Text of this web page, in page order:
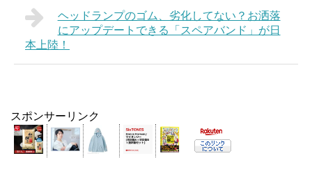
ヘッドランプのゴム、劣化してない？お洒落
にアップデートできる「スペアバンド」が日
本上陸！
スポンサーリンク